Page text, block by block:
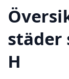
städer
H